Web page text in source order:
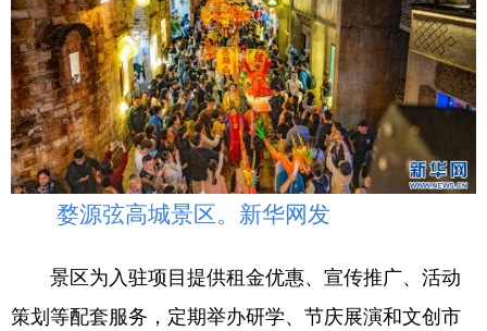
婺源弦高城景区。新华网发
景区为入驻项目提供租金优惠、宣传推广、活动
策划等配套服务，定期举办研学、节庆展演和文创市